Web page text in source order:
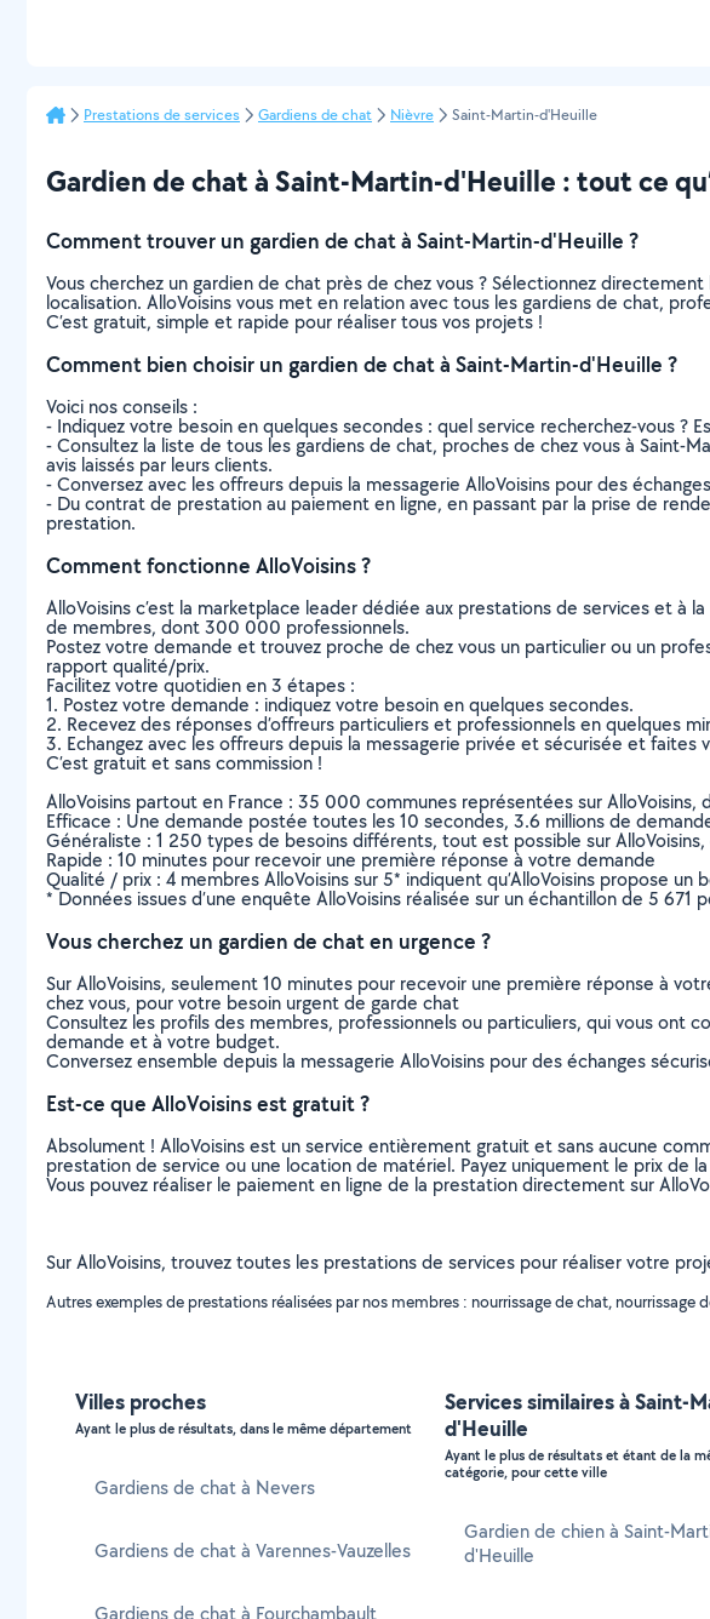
Prestations de services Gardiens de chat Nièvre Saint-Martin-d'Heuille
Gardien de chat à Saint-Martin-d'Heuille : tout ce
Comment trouver un gardien de chat à Saint-Martin-d'Heuille ?
Vous cherchez un gardien de chat près de chez vous ? Sélectionnez
localisation. AlloVoisins vous met en relation avec tous les gardiens de chat,
C’est gratuit, simple et rapide pour réaliser tous vos projets !
Comment bien choisir un gardien de chat à Saint-Martin-d'Heuille ?
Voici nos conseils :
- Indiquez votre besoin en quelques secondes : quel service recherchez-vous
- Consultez la liste de tous les gardiens de chat, proches de chez vous à Saint-
avis laissés par leurs clients.
- Conversez avec les offreurs depuis la messagerie AlloVoisins pour des
- Du contrat de prestation au paiement en ligne, en passant par la prise de
prestation.
Comment fonctionne AlloVoisins ?
AlloVoisins c’est la marketplace leader dédiée aux prestations de services et à
de membres, dont 300 000 professionnels.
Postez votre demande et trouvez proche de chez vous un particulier ou un
rapport qualité/prix.
Facilitez votre quotidien en 3 étapes :
1. Postez votre demande : indiquez votre besoin en quelques secondes.
2. Recevez des réponses d’offreurs particuliers et professionnels en quelques
3. Echangez avec les offreurs depuis la messagerie privée et sécurisée et faites
C’est gratuit et sans commission !
AlloVoisins partout en France : 35 000 communes représentées sur
Efficace : Une demande postée toutes les 10 secondes, 3.6 millions de
Généraliste : 1 250 types de besoins différents, tout est possible sur
Rapide : 10 minutes pour recevoir une première réponse à votre demande
Qualité / prix : 4 membres AlloVoisins sur 5* indiquent qu’AlloVoisins propose
* Données issues d’une enquête AlloVoisins réalisée sur un échantillon de 5
Vous cherchez un gardien de chat en urgence ?
Sur AlloVoisins, seulement 10 minutes pour recevoir une première réponse à
chez vous, pour votre besoin urgent de garde chat
Consultez les profils des membres, professionnels ou particuliers, qui vous
demande et à votre budget.
Conversez ensemble depuis la messagerie AlloVoisins pour des échanges
Est-ce que AlloVoisins est gratuit ?
Absolument ! AlloVoisins est un service entièrement gratuit et sans aucune
prestation de service ou une location de matériel. Payez uniquement le prix de
Vous pouvez réaliser le paiement en ligne de la prestation directement sur
Sur AlloVoisins, trouvez toutes les prestations de services pour réaliser votre
Autres exemples de prestations réalisées par nos membres : nourrissage de chat, nourrissage
Villes proches
Ayant le plus de résultats, dans le même département
Gardiens de chat à Nevers
Gardiens de chat à Varennes-Vauzelles
Gardiens de chat à Fourchambault
Services similaires à Saint-
d'Heuille
Ayant le plus de résultats et étant de la
catégorie, pour cette ville
Gardien de chien à Saint-
d'Heuille